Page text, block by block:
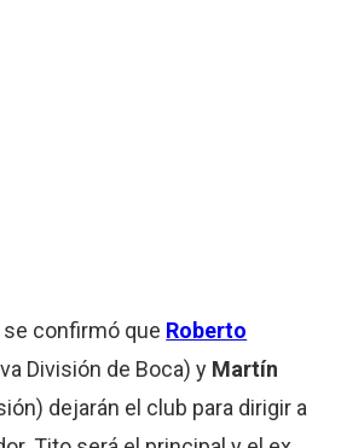
confirmó que Roberto
División de Boca) y Martín
dejarán el club para dirigir a